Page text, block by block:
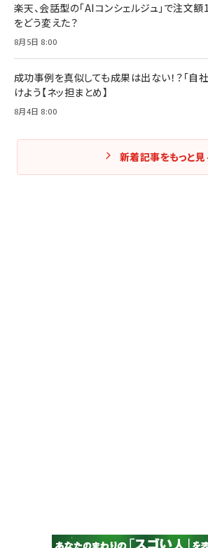
楽天、会話型の「AIコンシェルジュ」で注文
をどう変えた？
8月5日 8:00
成功事例を真似しても成果は出ない！？「自
けよう【ネッ担まとめ】
8月4日 8:00
新着記事をもっと見